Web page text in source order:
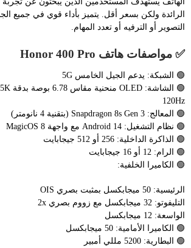
الرائدة ولكن بسعر أقل. يتميز بأداء قوي في جميع
التصوير أو الترفيه أو تعدد المهام.
✅ مواصفات هاتف Honor 400 Pro
🟢 الشبكة: يدعم الجيل الخامس 5G
120Hz
🟢 المعالج: Snapdragon 8s Gen 3 (بتقنية 4 نانومتر)
🟢 نظام التشغيل: Android 14 مع واجهة MagicOS 8
🟢 الذاكرة الداخلية: 256 أو 512 جيجابايت
🟢 الرام: 12 أو 16 جيجابايت
🟢 الكاميرا الخلفية:
الرئيسية: 50 ميجابكسل بمثبت بصري OIS
التليفوتو: 32 ميجابكسل مع زووم بصري 2x
الواسعة: 12 ميجابكسل
🟢 الكاميرا الأمامية: 50 ميجابكسل
🟢 البطارية: 5200 مللي أمبير